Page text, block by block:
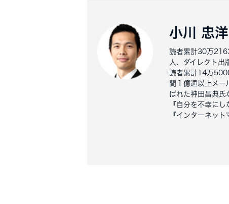
小川 忠洋
読者累計30万
人、ダイレクト出
読者累計14万
間１億通以上メー
ばれた神田昌典氏
『自分を不幸に
『インターネッ